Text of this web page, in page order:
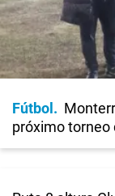
Fútbol
próximo torneo